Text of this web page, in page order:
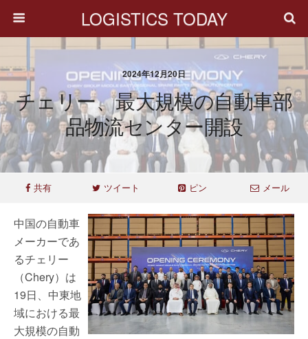
LOGISTICS TODAY
2024年12月20日
チェリー、最大規模の自動車部
品物流センター開設
共有 ツイート ピン メール
中国の自動車
メーカーであ
るチェリー
（Chery）は
19日、中東地
域における最
大規模の自動